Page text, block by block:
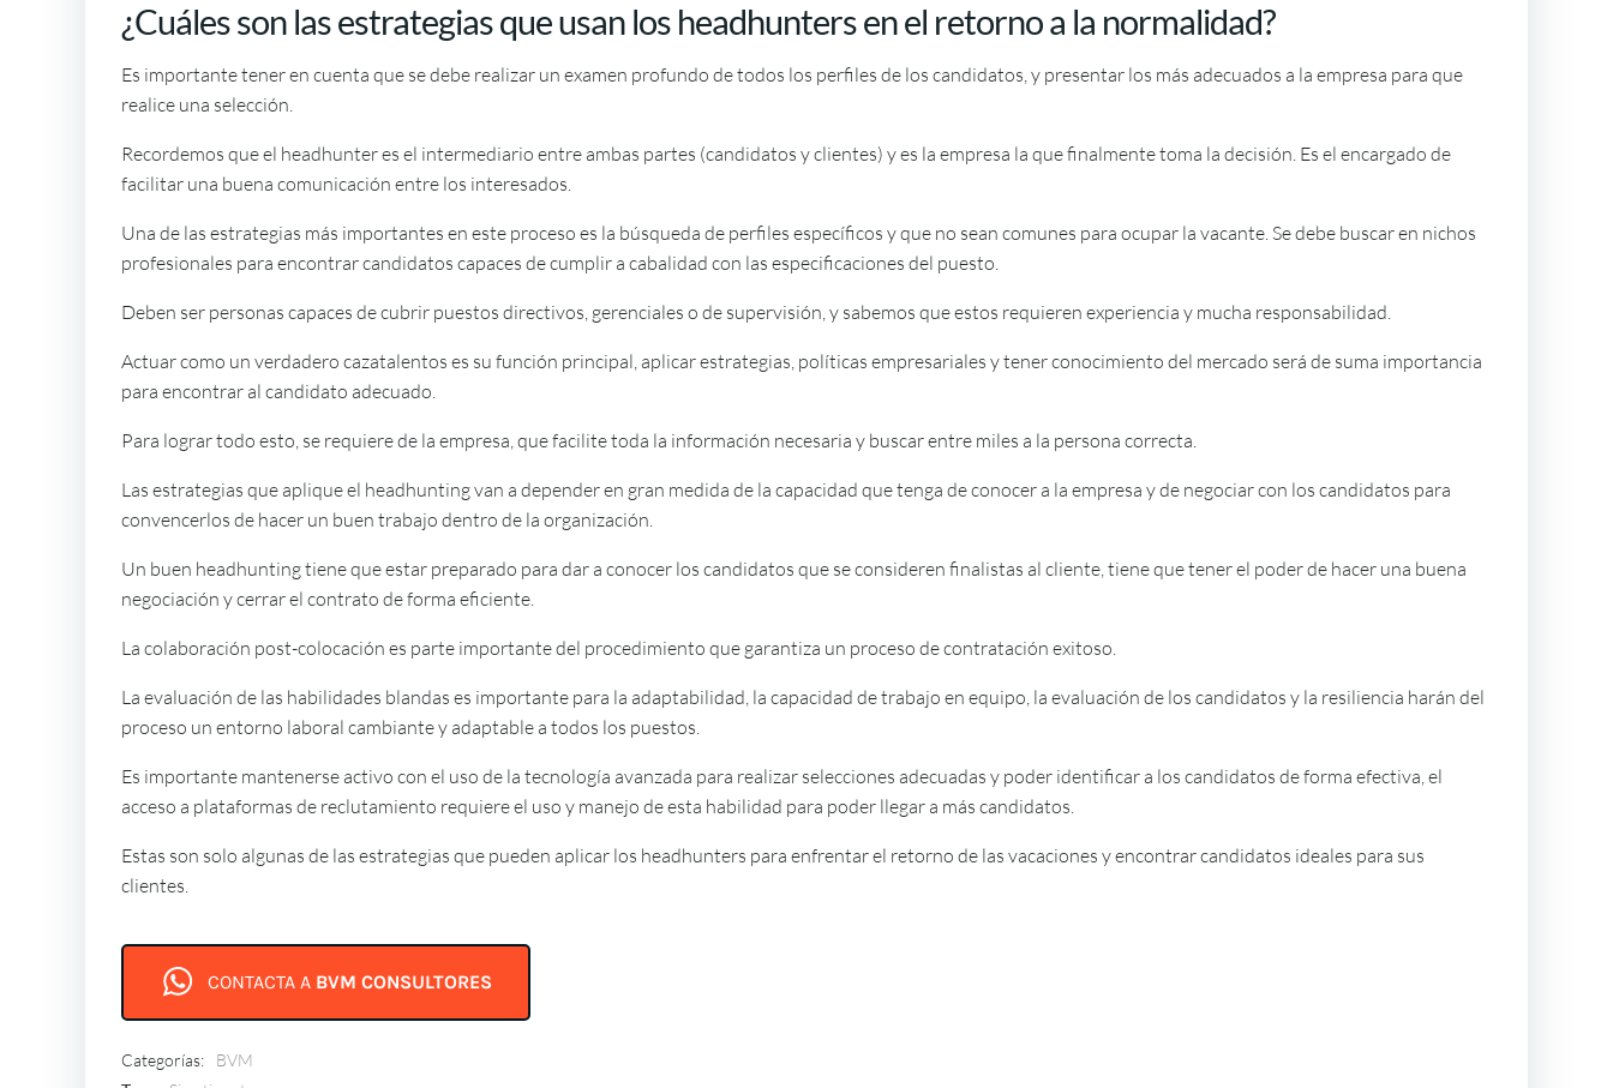
¿Cuáles son las estrategias que usan los headhunters en el retorno a la normalidad?
Es importante tener en cuenta que se debe realizar un examen profundo de todos los perfiles de los candidatos, y presentar los más adecuados a la empresa para que
realice una selección.
Recordemos que el headhunter es el intermediario entre ambas partes (candidatos y clientes) y es la empresa la que finalmente toma la decisión. Es el encargado de
facilitar una buena comunicación entre los interesados.
Una de las estrategias más importantes en este proceso es la búsqueda de perfiles específicos y que no sean comunes para ocupar la vacante. Se debe buscar en nichos
profesionales para encontrar candidatos capaces de cumplir a cabalidad con las especificaciones del puesto.
Deben ser personas capaces de cubrir puestos directivos, gerenciales o de supervisión, y sabemos que estos requieren experiencia y mucha responsabilidad.
Actuar como un verdadero cazatalentos es su función principal, aplicar estrategias, políticas empresariales y tener conocimiento del mercado será de suma importancia
para encontrar al candidato adecuado.
Para lograr todo esto, se requiere de la empresa, que facilite toda la información necesaria y buscar entre miles a la persona correcta.
Las estrategias que aplique el headhunting van a depender en gran medida de la capacidad que tenga de conocer a la empresa y de negociar con los candidatos para
convencerlos de hacer un buen trabajo dentro de la organización.
Un buen headhunting tiene que estar preparado para dar a conocer los candidatos que se consideren finalistas al cliente, tiene que tener el poder de hacer una buena
negociación y cerrar el contrato de forma eficiente.
La colaboración post-colocación es parte importante del procedimiento que garantiza un proceso de contratación exitoso.
La evaluación de las habilidades blandas es importante para la adaptabilidad, la capacidad de trabajo en equipo, la evaluación de los candidatos y la resiliencia harán del
proceso un entorno laboral cambiante y adaptable a todos los puestos.
Es importante mantenerse activo con el uso de la tecnología avanzada para realizar selecciones adecuadas y poder identificar a los candidatos de forma efectiva, el
acceso a plataformas de reclutamiento requiere el uso y manejo de esta habilidad para poder llegar a más candidatos.
Estas son solo algunas de las estrategias que pueden aplicar los headhunters para enfrentar el retorno de las vacaciones y encontrar candidatos ideales para sus
clientes.
CONTACTA A BVM CONSULTORES
Categorías:
BVM